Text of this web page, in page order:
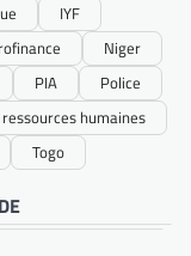
IYF
Niger
PIA
Police
ressources humaines
Togo